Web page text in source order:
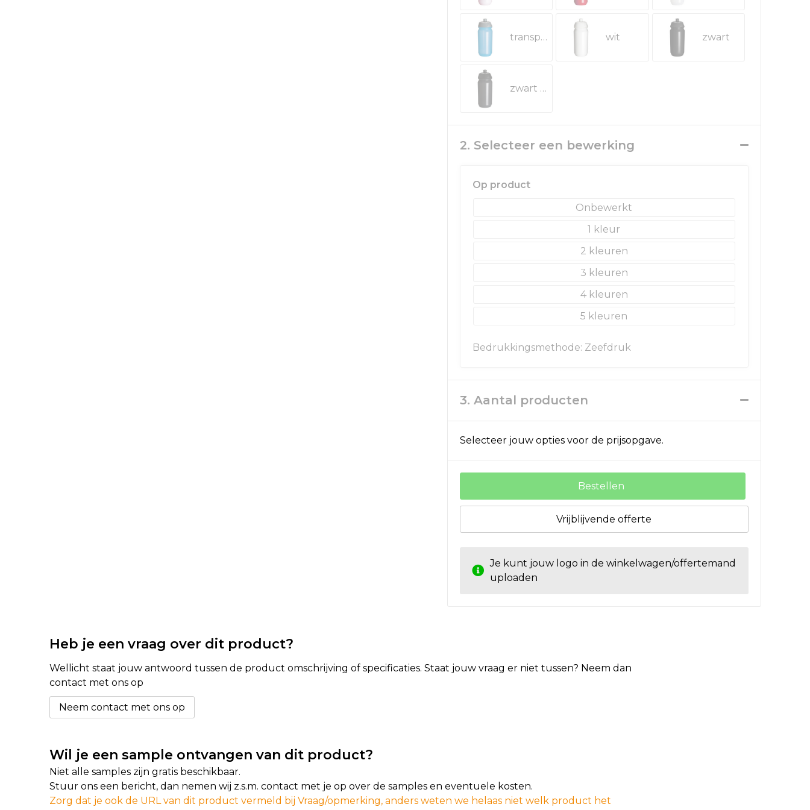
transparant aqua wit zwart
zwart transparant
2. Selecteer een bewerking
Op product
Onbewerkt
1
2
3
4
5
Bedrukkingsmethode: Zeefdruk
3. Aantal producten
Selecteer jouw opties voor de prijsopgave.
Bestellen
Vrijblijvende offerte
Je kunt jouw logo in de winkelwagen/offertemand
uploaden
Heb je een vraag over dit product?
Wellicht staat jouw antwoord tussen de product omschrijving of specificaties. Staat jouw vraag er niet tussen? Neem dan
contact met ons op
Neem contact met ons op
Wil je een sample ontvangen van dit product?
Niet alle samples zijn gratis beschikbaar.
Stuur ons een bericht, dan nemen wij z.s.m. contact met je op over de samples en eventuele kosten.
Zorg dat je ook de URL van dit product vermeld bij Vraag/opmerking, anders weten we helaas niet welk product het